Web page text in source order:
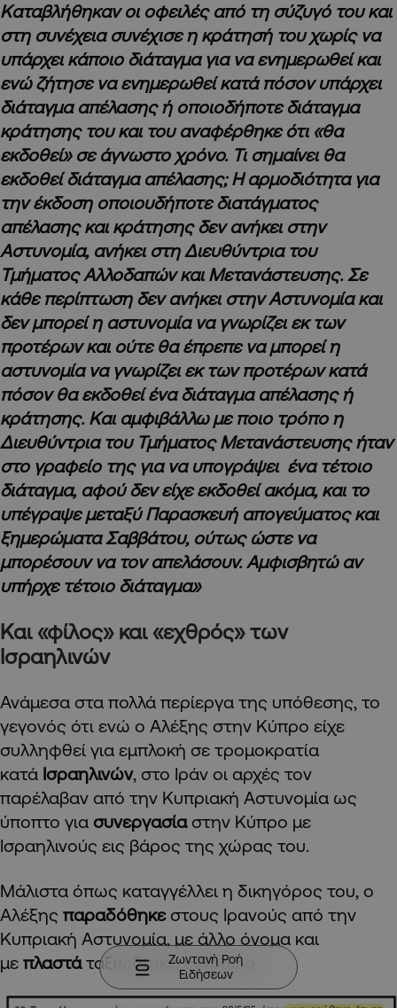
Καταβλήθηκαν οι οφειλές από τη σύζυγό του και
στη συνέχεια συνέχισε η κράτησή του χωρίς να
υπάρχει κάποιο διάταγμα για να ενημερωθεί και
ενώ ζήτησε να ενημερωθεί κατά πόσον υπάρχει
διάταγμα απέλασης ή οποιοδήποτε διάταγμα
κράτησης του και του αναφέρθηκε ότι «θα
εκδοθεί» σε άγνωστο χρόνο. Τι σημαίνει θα
εκδοθεί διάταγμα απέλασης; Η αρμοδιότητα για
την έκδοση οποιουδήποτε διατάγματος
απέλασης και κράτησης δεν ανήκει στην
Αστυνομία, ανήκει στη Διευθύντρια του
Τμήματος Αλλοδαπών και Μετανάστευσης. Σε
κάθε περίπτωση δεν ανήκει στην Αστυνομία και
δεν μπορεί η αστυνομία να γνωρίζει εκ των
προτέρων και ούτε θα έπρεπε να μπορεί η
αστυνομία να γνωρίζει εκ των προτέρων κατά
πόσον θα εκδοθεί ένα διάταγμα απέλασης ή
κράτησης. Και αμφιβάλλω με ποιο τρόπο η
Διευθύντρια του Τμήματος Μετανάστευσης ήταν
στο γραφείο της για να υπογράψει ένα τέτοιο
διάταγμα, αφού δεν είχε εκδοθεί ακόμα, και το
υπέγραψε μεταξύ Παρασκευή απογεύματος και
ξημερώματα Σαββάτου, ούτως ώστε να
μπορέσουν να τον απελάσουν. Αμφισβητώ αν
υπήρχε τέτοιο διάταγμα»
Και «φίλος» και «εχθρός» των
Ισραηλινών
Ανάμεσα στα πολλά περίεργα της υπόθεσης, το
γεγονός ότι ενώ ο Αλέξης στην Κύπρο είχε
συλληφθεί για εμπλοκή σε τρομοκρατία
κατά Ισραηλινών, στο Ιράν οι αρχές τον
παρέλαβαν από την Κυπριακή Αστυνομία ως
ύποπτο για συνεργασίαστην Κύπρο με
Ισραηλινούς εις βάρος της χώρας του.
Μάλιστα όπως καταγγέλλει η δικηγόρος του, ο
Αλέξης παραδόθηκε στους Ιρανούς από την
Κυπριακή Αστυνομία, με άλλο όνομα και
με πλαστάταξιωδιτικά έγγραφα.
Ζωντανή Ροή
Ειδήσεων